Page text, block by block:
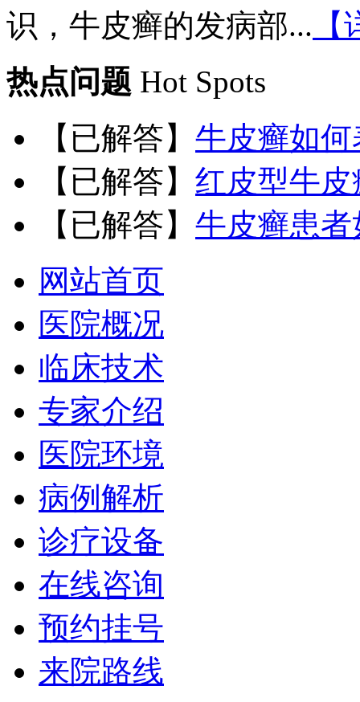
识，牛皮癣的发病部...
热点问题 Hot Spots
【已解答】 牛皮癣如
【已解答】 红皮型牛
【已解答】 牛皮癣患
网站首页
医院概况
临床技术
专家介绍
医院环境
病例解析
诊疗设备
在线咨询
预约挂号
来院路线